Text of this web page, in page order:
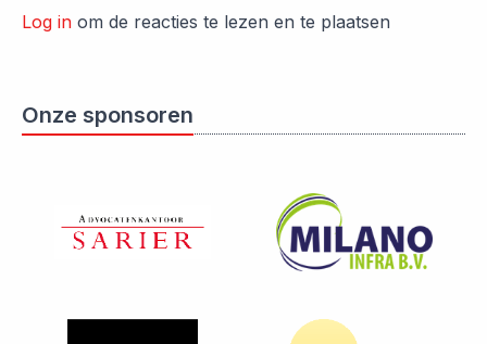
Log in om de reacties te lezen en te plaatsen
Onze sponsoren